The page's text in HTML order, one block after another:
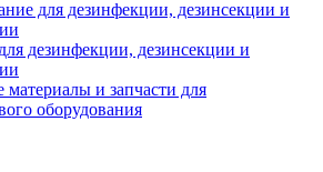
для дезинфекции, дезинсекции и
дезинфекции, дезинсекции и
материалы и запчасти для
оборудования